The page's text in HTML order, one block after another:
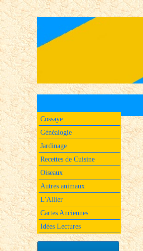
Cossaye
Généalogie
Jardinage
Recettes de Cuisine
Oiseaux
Autres animaux
L'Allier
Cartes Anciennes
Idées Lectures